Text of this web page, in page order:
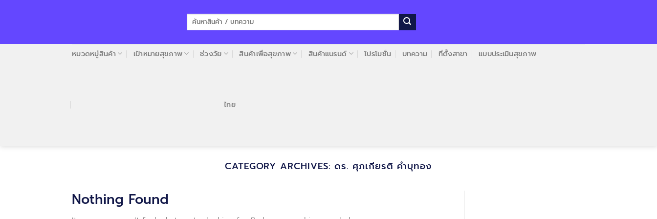
ค้นหา:
หมวดหมู่สินค้า เป้าหมายสุขภาพ ช่วงวัย สินค้าเพื่อสุขภาพ สินค้าแบรนด์ โปรโมชั่น บทความ ที่ตั้งสาขา แบบประเมินสุขภาพ
ไทย
CATEGORY ARCHIVES:ดร. ศุภเกียรติ คำบุทอง
Nothing Found